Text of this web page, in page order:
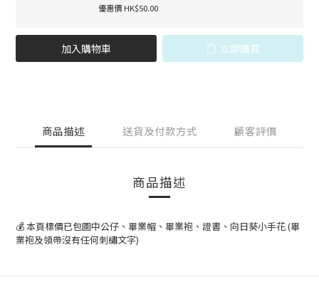
優惠價 HK$50.00
加入購物車 立即購買
商品描述 送貨及付款方式 顧客評價
商品描述
💰 本頁標價已包圖中公仔、畢業帽、畢業袍、證書、向日葵小手花 (畢
業袍及領帶沒有任何刺繡文字)